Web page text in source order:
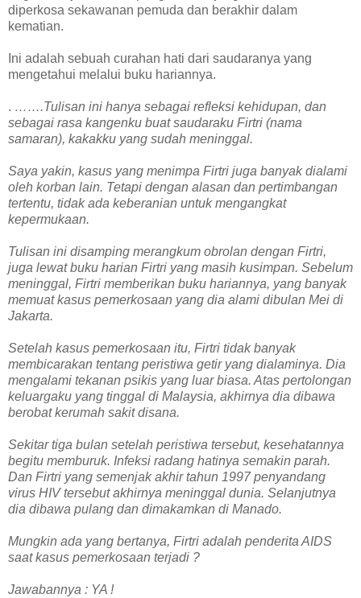
diperkosa sekawanan pemuda dan berakhir dalam
kematian.
Ini adalah sebuah curahan hati dari saudaranya yang
mengetahui melalui buku hariannya.
. …….Tulisan ini hanya sebagai refleksi kehidupan, dan
sebagai rasa kangenku buat saudaraku Firtri (nama
samaran), kakakku yang sudah meninggal.
Saya yakin, kasus yang menimpa Firtri juga banyak dialami
oleh korban lain. Tetapi dengan alasan dan pertimbangan
tertentu, tidak ada keberanian untuk mengangkat
kepermukaan.
Tulisan ini disamping merangkum obrolan dengan Firtri,
juga lewat buku harian Firtri yang masih kusimpan. Sebelum
meninggal, Firtri memberikan buku hariannya, yang banyak
memuat kasus pemerkosaan yang dia alami dibulan Mei di
Jakarta.
Setelah kasus pemerkosaan itu, Firtri tidak banyak
membicarakan tentang peristiwa getir yang dialaminya. Dia
mengalami tekanan psikis yang luar biasa. Atas pertolongan
keluargaku yang tinggal di Malaysia, akhirnya dia dibawa
berobat kerumah sakit disana.
Sekitar tiga bulan setelah peristiwa tersebut, kesehatannya
begitu memburuk. Infeksi radang hatinya semakin parah.
Dan Firtri yang semenjak akhir tahun 1997 penyandang
virus HIV tersebut akhirnya meninggal dunia. Selanjutnya
dia dibawa pulang dan dimakamkan di Manado.
Mungkin ada yang bertanya, Firtri adalah penderita AIDS
saat kasus pemerkosaan terjadi ?
Jawabannya : YA !